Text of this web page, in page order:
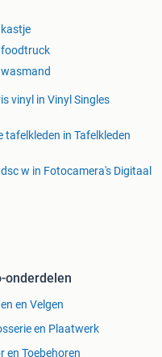
vinyl in Vinyl Singles
tafelkleden in Tafelkleden
w in Fotocamera's Digitaal
onderdelen
en Velgen
en Plaatwerk
en Toebehoren